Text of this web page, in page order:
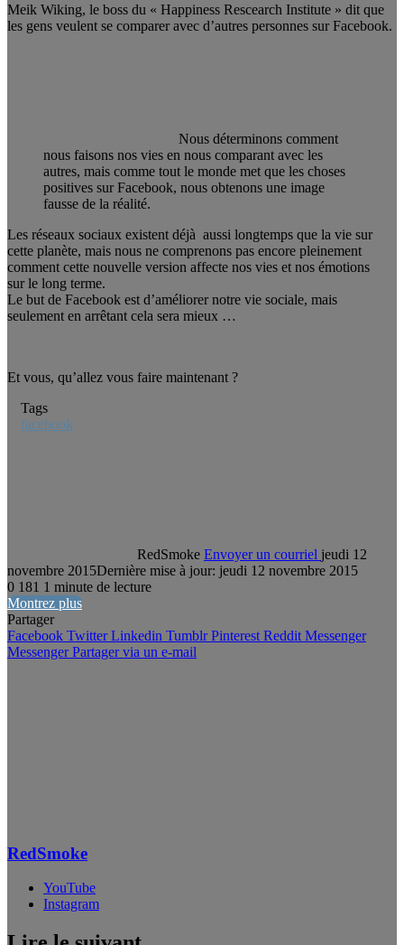
Meik Wiking, le boss du « Happiness Rescearch Institute » dit que
les gens veulent se comparer avec d’autres personnes sur Facebook.
Nous déterminons comment
nous faisons nos vies en nous comparant avec les
autres, mais comme tout le monde met que les choses
positives sur Facebook, nous obtenons une image
fausse de la réalité.
Les réseaux sociaux existent déjà aussi longtemps que la vie sur
cette planète, mais nous ne comprenons pas encore pleinement
comment cette nouvelle version affecte nos vies et nos émotions
sur le long terme.
Le but de Facebook est d’améliorer notre vie sociale, mais
seulement en arrêtant cela sera mieux …
Et vous, qu’allez vous faire maintenant ?
Tags
facebook
RedSmoke Envoyer un courriel jeudi 12
novembre 2015Dernière mise à jour: jeudi 12 novembre 2015
0 181 1 minute de lecture
Montrez plus
Partager
Facebook Twitter Linkedin Tumblr Pinterest Reddit Messenger
Messenger Partager via un e-mail
RedSmoke
YouTube
Instagram